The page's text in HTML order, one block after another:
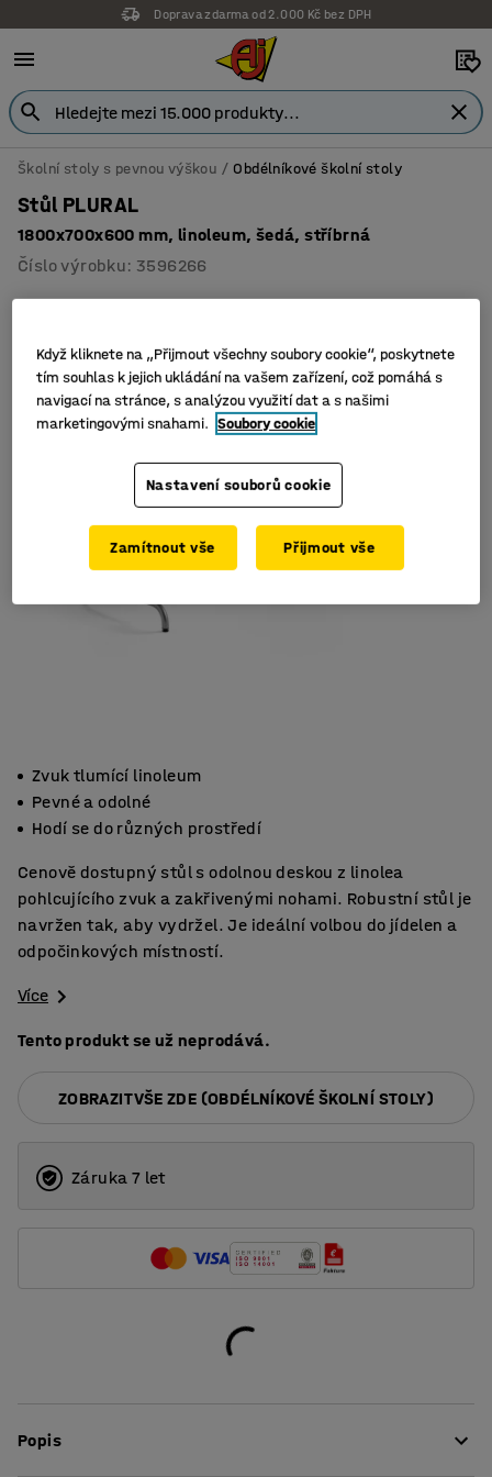
Doprava zdarma od 2.000 Kč bez DPH
Školní stoly s pevnou výškou Obdélníkové školní stoly
Stůl PLURAL
1800x700x600 mm, linoleum, šedá, stříbrná
Číslo výrobku: 3596266
Zvuk tlumící linoleum
Pevné a odolné
Hodí se do různých prostředí
Cenově dostupný stůl s odolnou deskou z linolea
pohlcujícího zvuk a zakřivenými nohami. Robustní stůl je
navržen tak, aby vydržel. Je ideální volbou do jídelen a
odpočinkových místností.
Více
Tento produkt se už neprodává.
ZOBRAZIT VŠE ZDE (OBDÉLNÍKOVÉ ŠKOLNÍ STOLY)
Záruka 7 let
Popis
Když kliknete na „Přijmout všechny soubory cookie“, poskytnete
tím souhlas k jejich ukládání na vašem zařízení, což pomáhá s
navigací na stránce, s analýzou využití dat a s našimi
marketingovými snahami. Soubory cookie
Nastavení souborů cookie
Zamítnout vše Přijmout vše